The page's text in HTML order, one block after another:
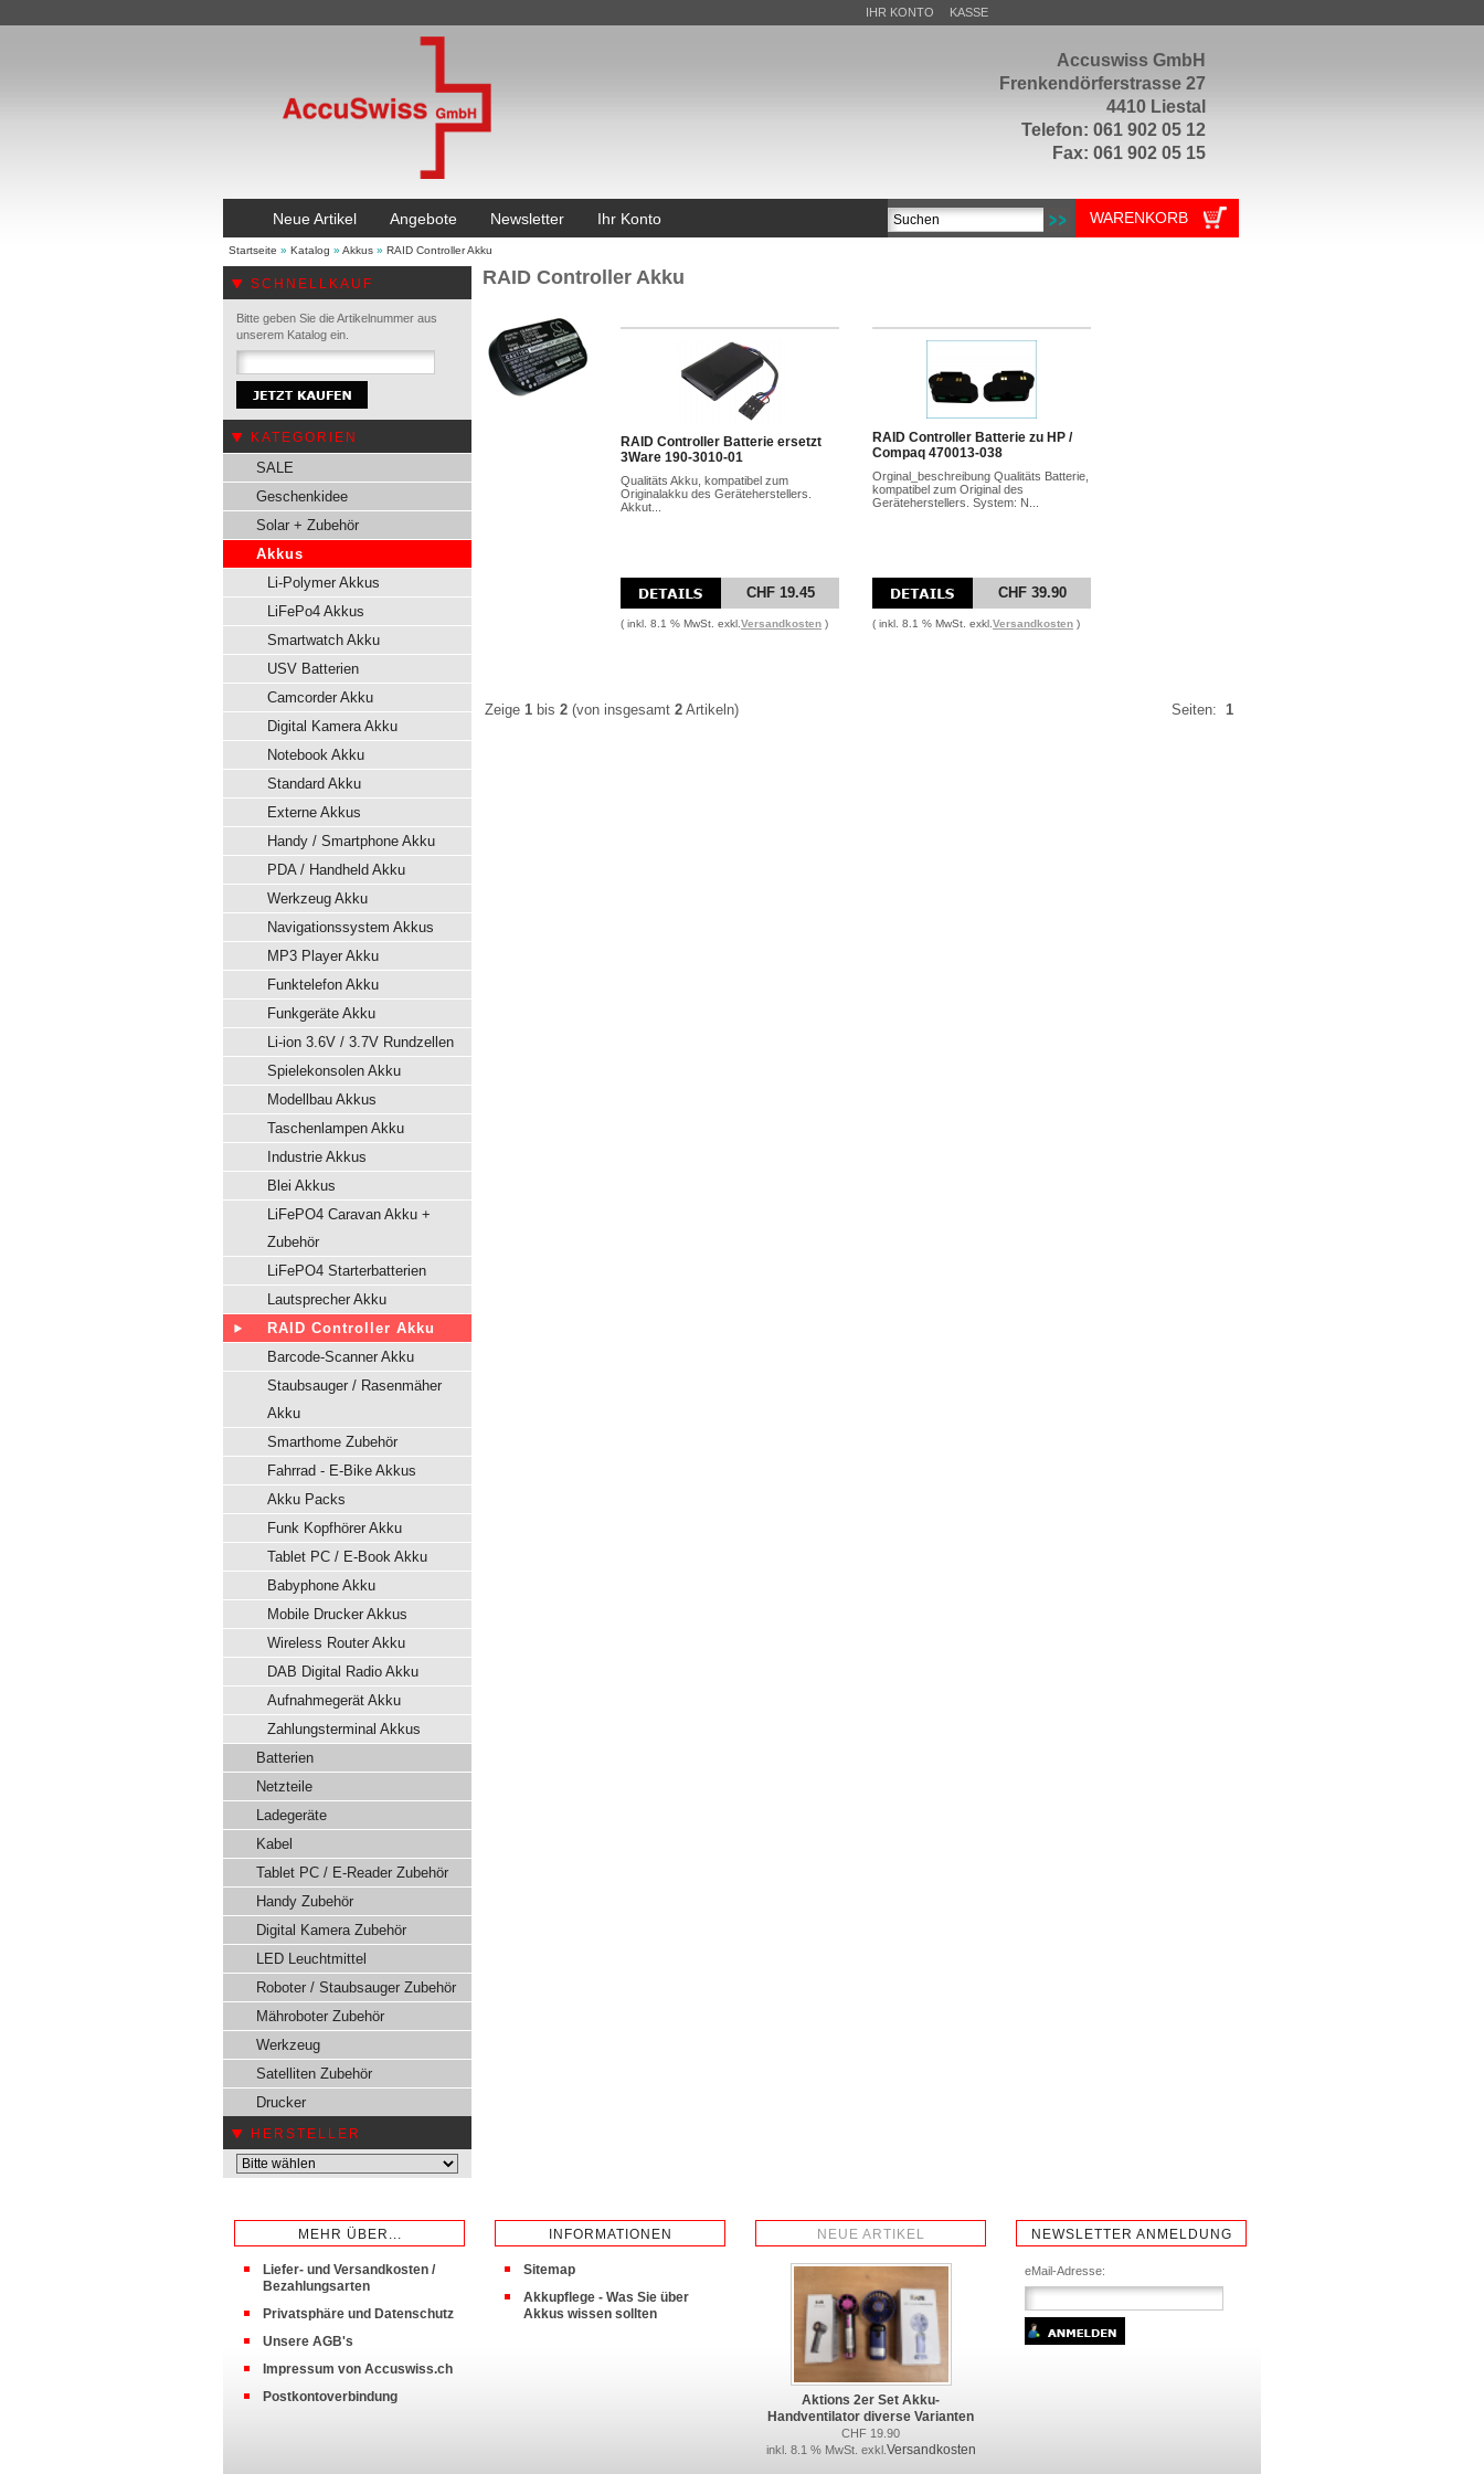
Accuswiss GmbH
Frenkendörferstrasse 27
4410 Liestal
Telefon: 061 902 05 12
Fax: 061 902 05 15
IHR KONTO KASSE
Neue Artikel Angebote Newsletter Ihr Konto WARENKORB
Startseite » Katalog » Akkus » RAID Controller Akku
SCHNELLKAUF
Bitte geben Sie die Artikelnummer aus
unserem Katalog ein.
KATEGORIEN
SALE
Geschenkidee
Solar + Zubehör
Akkus
Li-Polymer Akkus
LiFePo4 Akkus
Smartwatch Akku
USV Batterien
Camcorder Akku
Digital Kamera Akku
Notebook Akku
Standard Akku
Externe Akkus
Handy / Smartphone Akku
PDA / Handheld Akku
Werkzeug Akku
Navigationssystem Akkus
MP3 Player Akku
Funktelefon Akku
Funkgeräte Akku
Li-ion 3.6V / 3.7V Rundzellen
Spielekonsolen Akku
Modellbau Akkus
Taschenlampen Akku
Industrie Akkus
Blei Akkus
LiFePO4 Caravan Akku +
Zubehör
LiFePO4 Starterbatterien
Lautsprecher Akku
RAID Controller Akku
Barcode-Scanner Akku
Staubsauger / Rasenmäher
Akku
Smarthome Zubehör
Fahrrad - E-Bike Akkus
Akku Packs
Funk Kopfhörer Akku
Tablet PC / E-Book Akku
Babyphone Akku
Mobile Drucker Akkus
Wireless Router Akku
DAB Digital Radio Akku
Aufnahmegerät Akku
Zahlungsterminal Akkus
Batterien
Netzteile
Ladegeräte
Kabel
Tablet PC / E-Reader Zubehör
Handy Zubehör
Digital Kamera Zubehör
LED Leuchtmittel
Roboter / Staubsauger Zubehör
Mähroboter Zubehör
Werkzeug
Satelliten Zubehör
Drucker
HERSTELLER
RAID Controller Akku
RAID Controller Batterie ersetzt
3Ware 190-3010-01
Qualitäts Akku, kompatibel zum
Originalakku des Geräteherstellers.
Akkut...
CHF 19.45
( inkl. 8.1 % MwSt. exkl. Versandkosten )
RAID Controller Batterie zu HP /
Compaq 470013-038
Orginal_beschreibung Qualitäts Batterie,
kompatibel zum Original des
Geräteherstellers. System: N...
CHF 39.90
( inkl. 8.1 % MwSt. exkl. Versandkosten )
Zeige 1 bis 2 (von insgesamt 2 Artikeln) Seiten: 1
MEHR ÜBER...
Liefer- und Versandkosten /
Bezahlungsarten
Privatsphäre und Datenschutz
Unsere AGB's
Impressum von Accuswiss.ch
Postkontoverbindung
INFORMATIONEN
Sitemap
Akkupflege - Was Sie über
Akkus wissen sollten
NEUE ARTIKEL
Aktions 2er Set Akku-
Handventilator diverse Varianten
CHF 19.90
inkl. 8.1 % MwSt. exkl. Versandkosten
NEWSLETTER ANMELDUNG
eMail-Adresse: